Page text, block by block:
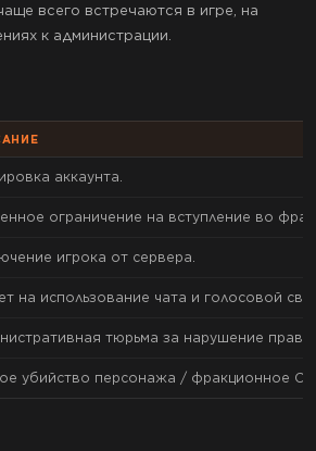
всего встречаются в игре, на
к администрации.
аккаунта.
ограничение на вступление во
игрока от сервера.
на использование чата и голосовой
тюрьма за нарушение
убийство персонажа / фракционное